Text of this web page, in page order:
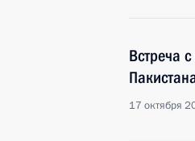
Встреча
17 октября